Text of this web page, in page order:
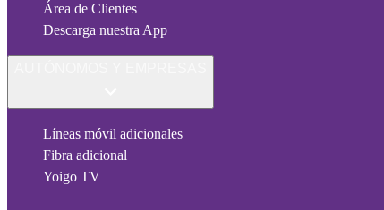
Área de Clientes
Descarga nuestra App
Líneas móvil adicionales
Fibra adicional
Yoigo TV